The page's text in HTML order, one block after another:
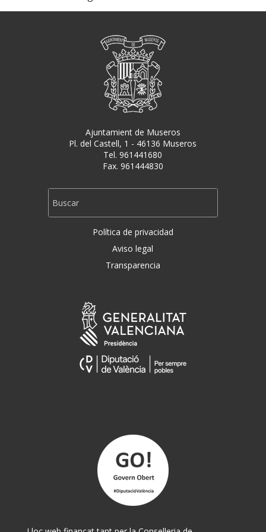
Ajuntamient de Museros
Pl. del Castell, 1 - 46136 Museros
Tel. 961441680
Fax. 961444830
Política de privacidad
Aviso legal
Transparencia